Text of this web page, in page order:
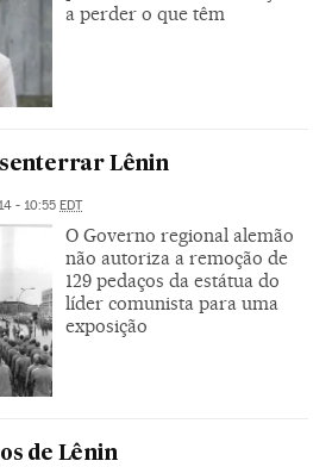
a perder o que têm
Lênin
- 10:55 EDT
O Governo regional alemão
não autoriza a remoção de
129 pedaços da estátua do
líder comunista para uma
exposição
de Lênin